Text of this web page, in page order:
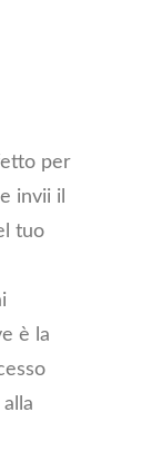
per
invii il
tuo
è la